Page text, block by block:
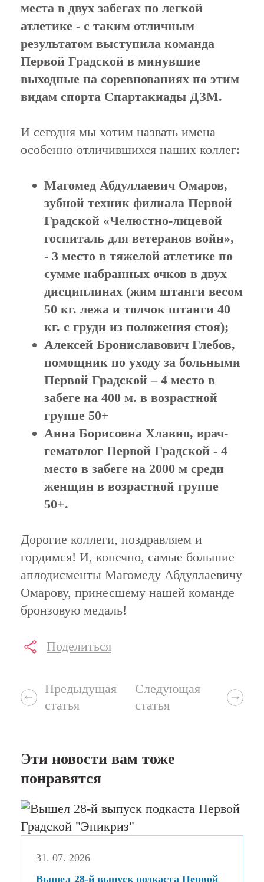
места в двух забегах по легкой
атлетике - с таким отличным
результатом выступила команда
Первой Градской в минувшие
выходные на соревнованиях по этим
видам спорта Спартакиады ДЗМ.
И сегодня мы хотим назвать имена
особенно отличившихся наших коллег:
Магомед Абдуллаевич Омаров,
зубной техник филиала Первой
Градской «Челюстно-лицевой
госпиталь для ветеранов войн»,
- 3 место в тяжелой атлетике по
сумме набранных очков в двух
дисциплинах (жим штанги весом
50 кг. лежа и толчок штанги 40
кг. с груди из положения стоя);
Алексей Брониславович Глебов,
помощник по уходу за больными
Первой Градской – 4 место в
забеге на 400 м. в возрастной
группе 50+
Анна Борисовна Хлавно, врач-
гематолог Первой Градской - 4
место в забеге на 2000 м среди
женщин в возрастной группе
50+.
Дорогие коллеги, поздравляем и
гордимся! И, конечно, самые большие
аплодисменты Магомеду Абдуллаевичу
Омарову, принесшему нашей команде
бронзовую медаль!
Поделиться
Предыдущая
статья
Следующая
статья
Эти новости вам тоже
понравятся
31. 07. 2026
Вышел 28-й выпуск подкаста Первой